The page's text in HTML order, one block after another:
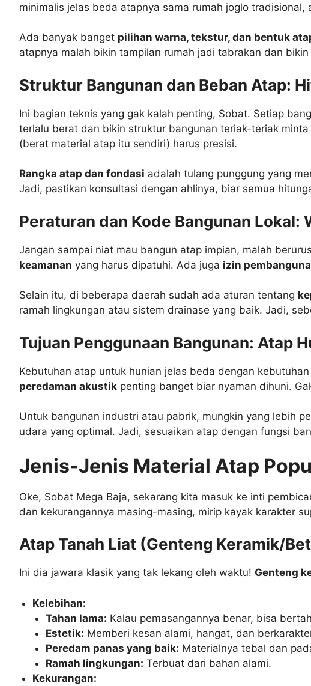
minimalis jelas beda atapnya sama rumah joglo
Ada banyak banget pilihan warna, tekstur, dan bentuk
atapnya malah bikin tampilan rumah jadi tabrakan dan
Struktur Bangunan dan Beban Atap:
Ini bagian teknis yang gak kalah penting, Sobat. Setiap
terlalu berat dan bikin struktur bangunan teriak-teriak minta
(berat material atap itu sendiri) harus presisi.
Rangka atap dan fondasi adalah tulang punggung yang
Jadi, pastikan konsultasi dengan ahlinya, biar semua
Peraturan dan Kode Bangunan Lokal:
Jangan sampai niat mau bangun atap impian, malah
keamanan yang harus dipatuhi. Ada juga izin
Selain itu, di beberapa daerah sudah ada aturan tentang
ramah lingkungan atau sistem drainase yang baik. Jadi,
Tujuan Penggunaan Bangunan: Atap
Kebutuhan atap untuk hunian jelas beda dengan
peredaman akustik penting banget biar nyaman dihuni.
Untuk bangunan industri atau pabrik, mungkin yang lebih
udara yang optimal. Jadi, sesuaikan atap dengan fungsi
Jenis-Jenis Material Atap
Oke, Sobat Mega Baja, sekarang kita masuk ke inti
dan kekurangannya masing-masing, mirip kayak karakter
Atap Tanah Liat (Genteng Keramik/
Ini dia jawara klasik yang tak lekang oleh waktu! Genteng
Kelebihan:
Tahan lama: Kalau pemasangannya benar, bisa
Estetik: Memberi kesan alami, hangat, dan
Peredam panas yang baik: Materialnya tebal dan
Ramah lingkungan: Terbuat dari bahan alami.
Kekurangan: